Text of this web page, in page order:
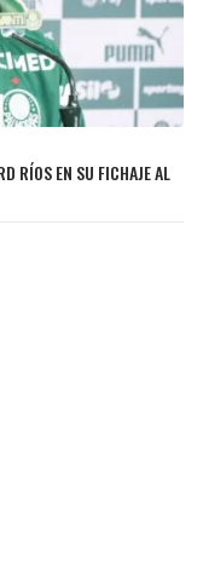
RÍOS EN SU FICHAJE AL